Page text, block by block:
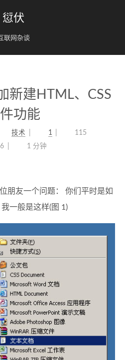
愆伏
联网杂谈
新建HTML、CSS
功能
技术 1
115
1 分钟
朋友一个问题： 你们平时是如
一般是这样(图 1)